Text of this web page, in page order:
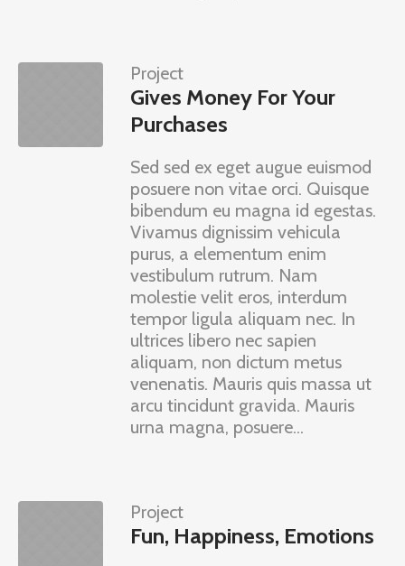
Project
Gives Money For Your
Purchases
Sed sed ex eget augue euismod
posuere non vitae orci. Quisque
bibendum eu magna id egestas.
Vivamus dignissim vehicula
purus, a elementum enim
vestibulum rutrum. Nam
molestie velit eros, interdum
tempor ligula aliquam nec. In
ultrices libero nec sapien
aliquam, non dictum metus
venenatis. Mauris quis massa ut
arcu tincidunt gravida. Mauris
urna magna, posuere...
Project
Fun, Happiness, Emotions